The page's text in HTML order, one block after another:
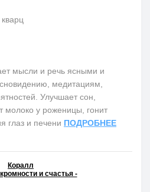
кварц
мысли и речь ясными и
медитациям,
Улучшает сон,
молоко у роженицы, гонит
глаз и печени ПОДРОБНЕЕ
Коралл
и счастья -